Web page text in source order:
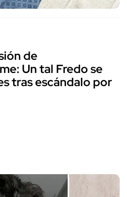
de
Un tal Fredo se
tras escándalo por